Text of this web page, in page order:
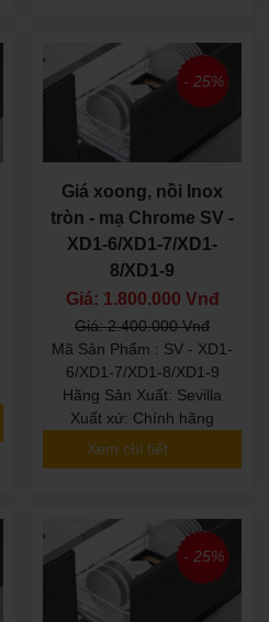
- 25%
Giá xoong, nồi Inox
tròn - mạ Chrome SV -
XD1-6/XD1-7/XD1-
8/XD1-9
Giá: 1.800.000 Vnđ
Giá: 2.400.000 Vnđ
Mã Sản Phẩm : SV - XD1-
6/XD1-7/XD1-8/XD1-9
Hãng Sản Xuất: Sevilla
Xuất xứ: Chính hãng
Xem chi tiết
- 25%